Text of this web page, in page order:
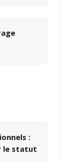
:
le statut